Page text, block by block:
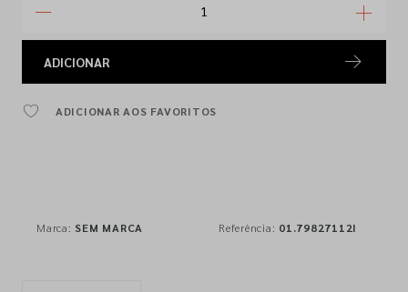
ADICIONAR
ADICIONAR AOS FAVORITOS
Marca: SEM MARCA Referência: 01.79827112I